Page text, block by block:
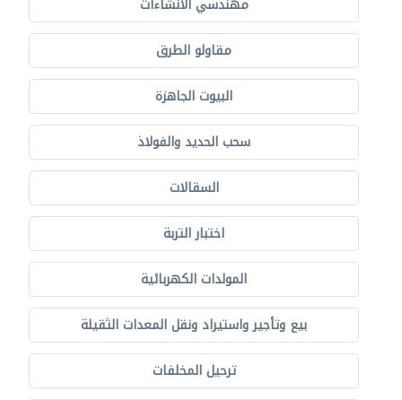
مهندسي الانشاءات
مقاولو الطرق
البيوت الجاهزة
سحب الحديد والفولاذ
السقالات
اختبار التربة
المولدات الكهربائية
بيع وتأجير واستيراد ونقل المعدات الثقيلة
ترحيل المخلفات